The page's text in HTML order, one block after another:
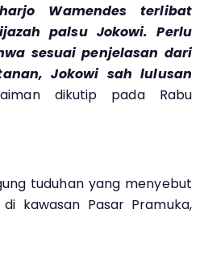
Wamendes terlibat
palsu Jokowi. Perlu
sesuai penjelasan dari
Jokowi sah lulusan
dikutip pada Rabu
tuduhan yang menyebut
kawasan Pasar Pramuka,